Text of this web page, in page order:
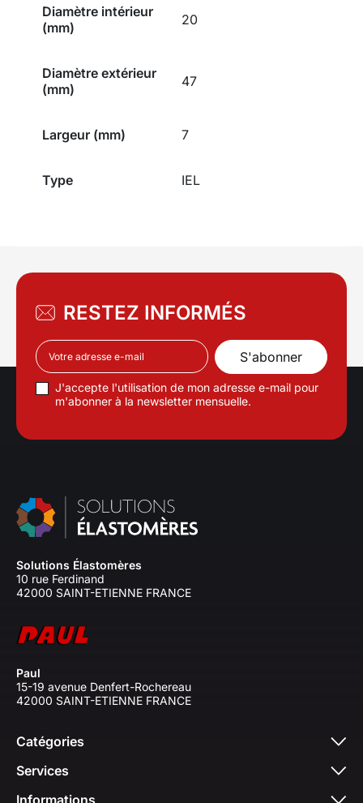
Diamètre intérieur
(mm)
20
Diamètre extérieur
(mm)
47
Largeur (mm) 7
Type IEL
RESTEZ INFORMÉS
J'accepte l'utilisation de mon adresse e-mail pour
m'abonner à la newsletter mensuelle.
Solutions Élastomères
10 rue Ferdinand
42000 SAINT-ETIENNE FRANCE
Paul
15-19 avenue Denfert-Rochereau
42000 SAINT-ETIENNE FRANCE
Catégories
Services